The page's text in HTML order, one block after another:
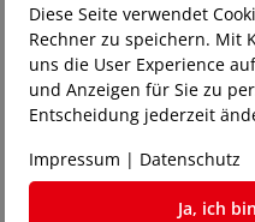
Für weitere
Ihnen gerne zur
unsere
Diese Seite verwendet
Rechner zu speichern. Mit
uns die User Experience
und Anzeigen für Sie zu
Entscheidung jederzeit
Impressum | Datenschutz
Ja, ich